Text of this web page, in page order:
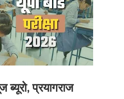
ब्यूरो, प्रयागराज